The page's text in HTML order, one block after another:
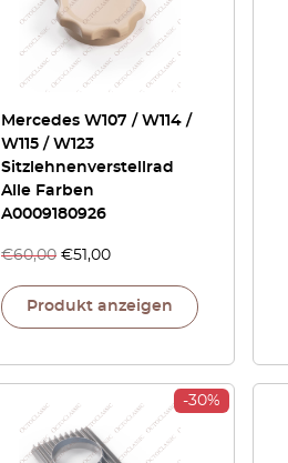
Mercedes W107 / W114 /
W115 / W123
Sitzlehnenverstellrad
Alle Farben
A0009180926
€60,00 €51,00
Produkt anzeigen
-30%